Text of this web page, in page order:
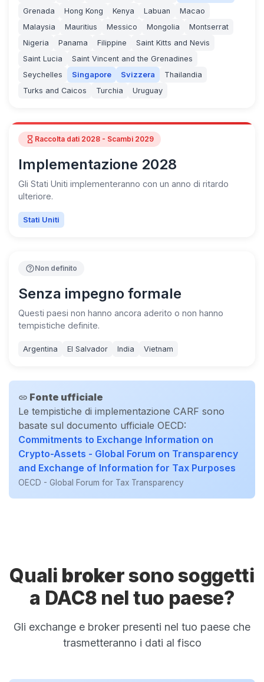
Grenada
Hong Kong Kenya Labuan
Macao
Malaysia
Mauritius Messico Mongolia
Montserrat
Nigeria
Panama Filippine
Saint Kitts and Nevis
Saint Lucia
Saint Vincent and the Grenadines
Seychelles
Singapore Svizzera
Thailandia
Turks and Caicos
Turchia Uruguay
hourglass_empty Raccolta dati 2028 - Scambi 2029
Implementazione 2028
Gli Stati Uniti implementeranno con un anno di ritardo
ulteriore.
Stati Uniti
help_outlineNon definito
Senza impegno formale
Questi paesi non hanno ancora aderito o non hanno
tempistiche definite.
Argentina El Salvador India Vietnam
link Fonte ufficiale
Le tempistiche di implementazione CARF sono
basate sul documento ufficiale OECD:
Commitments to Exchange Information on
Crypto-Assets - Global Forum on Transparency
and Exchange of Information for Tax Purposes
OECD - Global Forum for Tax Transparency
Quali brokersono soggetti
a DAC8 nel tuo paese?
Gli exchange e broker presenti nel tuo paese che
trasmetteranno i dati al fisco